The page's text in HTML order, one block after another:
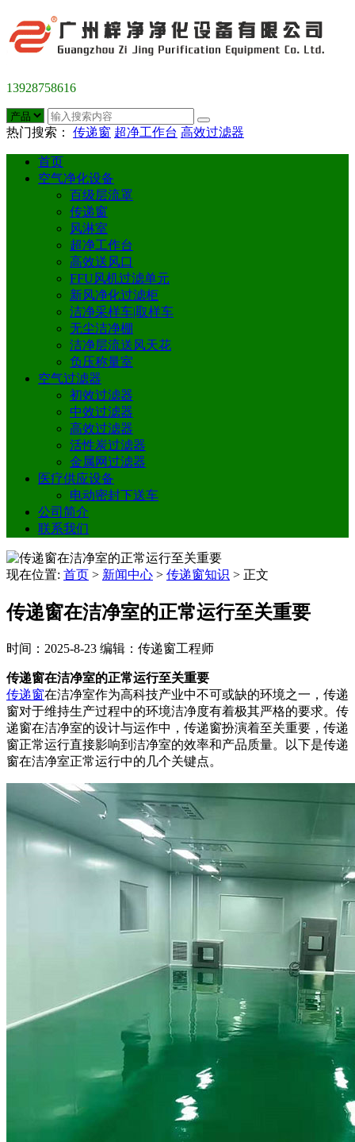
13928758616
热门搜索： 传递窗 超净工作台 高效过滤器
首页
空气净化设备
百级层流罩
传递窗
风淋室
超净工作台
高效送风口
FFU风机过滤单元
新风净化过滤柜
洁净采样车|取样车
无尘洁净棚
洁净层流送风天花
负压称量室
空气过滤器
初效过滤器
中效过滤器
高效过滤器
活性炭过滤器
金属网过滤器
医疗供应设备
电动密封下送车
公司简介
联系我们
现在位置: 首页 > 新闻中心 > 传递窗知识 > 正文
传递窗在洁净室的正常运行至关重要
时间：2025-8-23 编辑：传递窗工程师
传递窗在洁净室的正常运行至关重要
传递窗在洁净室作为高科技产业中不可或缺的环境之一，传递
窗对于维持生产过程中的环境洁净度有着极其严格的要求。传
递窗在洁净室的设计与运作中，传递窗扮演着至关重要，传递
窗正常运行直接影响到洁净室的效率和产品质量。以下是传递
窗在洁净室正常运行中的几个关键点。